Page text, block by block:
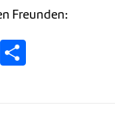
Freunden:
Print